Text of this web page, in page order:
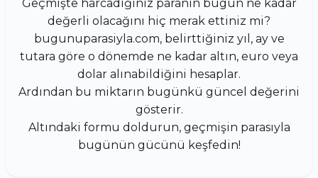
Geçmişte harcadığınız paranın bugün ne kadar
değerli olacağını hiç merak ettiniz mi?
bugunuparasiyla.com, belirttiğiniz yıl, ay ve
tutara göre o dönemde ne kadar altın, euro veya
dolar alınabildiğini hesaplar.
Ardından bu miktarın bugünkü güncel değerini
gösterir.
Altındaki formu doldurun, geçmişin parasıyla
bugünün gücünü keşfedin!